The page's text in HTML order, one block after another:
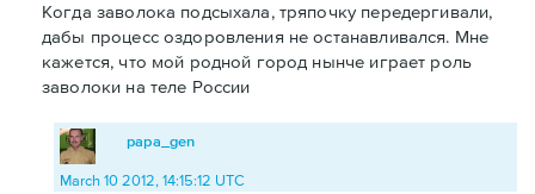
Когда заволока подсыхала, тряпочку передергивали,
дабы процесс оздоровления не останавливался. Мне
кажется, что мой родной город нынче играет роль
заволоки на теле России
papa_gen
March 10 2012, 14:15:12 UTC